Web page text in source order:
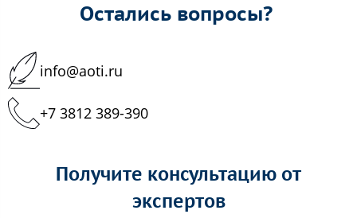
Остались вопросы?
info@aoti.ru
+7 3812 389-390
Получите консультацию от
экспертов